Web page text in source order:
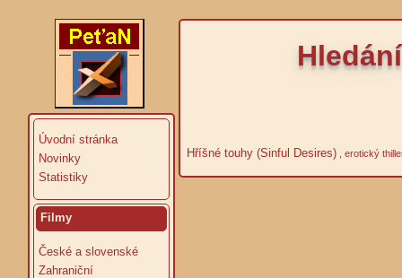
Úvodní stránka
Novinky
Statistiky
Filmy
České a slovenské
Zahraniční
Hříšné touhy (Sinful Desires) , erotický